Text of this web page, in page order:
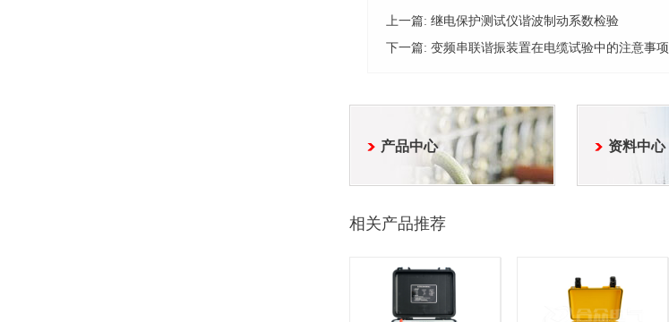
上一篇: 继电保护测试仪谐波制动系数检验
下一篇: 变频串联谐振装置在电缆试验中的注意事项
产品中心 资料中心
相关产品推荐